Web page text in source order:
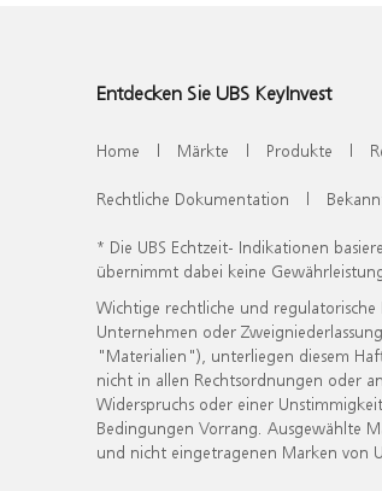
Entdecken Sie UBS KeyInvest
Home | Märkte | Produkte |
Rechtliche Dokumentation |
* Die UBS Echtzeit- Indikationen
übernimmt dabei keine
Wichtige rechtliche und
Unternehmen oder
"Materialien"), unterliegen diesem
nicht in allen Rechtsordnungen oder
Widerspruchs oder einer
Bedingungen Vorrang. Ausgewählte
und nicht eingetragenen Marken von